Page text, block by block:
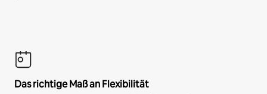
Das richtige Maß an Flexibilität